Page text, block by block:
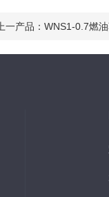
上一产品： WNS1-0.7燃